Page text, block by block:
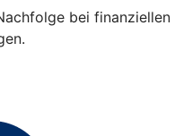
bei finanziellen